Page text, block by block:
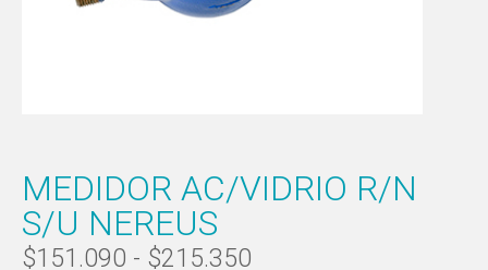
MEDIDOR AC/VIDRIO R/N
S/U NEREUS
$151.090 - $215.350